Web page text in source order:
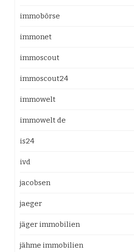
immobörse
immonet
immoscout
immoscout24
immowelt
immowelt de
is24
ivd
jacobsen
jaeger
jäger immobilien
jähme immobilien